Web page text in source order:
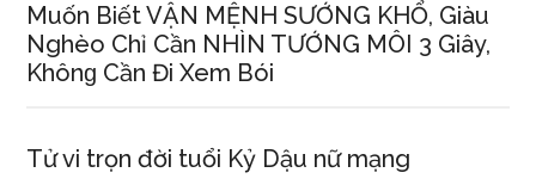
Muốn Biết VẬN MỆNH SƯỚNG KHỔ, Giàu
Nghèo Chỉ Cần NHÌN TƯỚNG MÔI 3 Giây,
Khônɡ Cần Đi Xem Bói
Tử vi trọn đời tuổi Kỷ Dậu nữ mạng